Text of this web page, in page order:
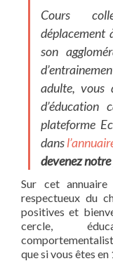
Cours
déplacement
son
adulte, vous
d’éducation
plateforme
dans
devenez
Sur cet annuaire
respectueux du
positives et
cercle,
que si vous êtes